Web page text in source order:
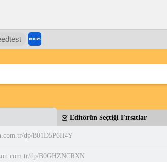
Editörün Seçtiği Fırsatlar
dp/B01D5P6H4Y
dp/B0GHZNCRXN